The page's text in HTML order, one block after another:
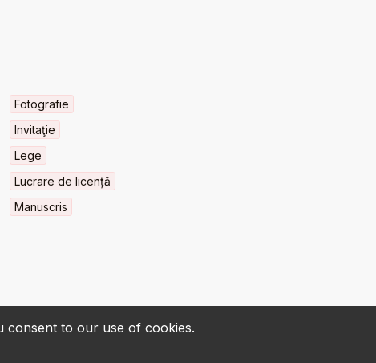
consent to our use of cookies.
Fotografie
Invitaţie
Lege
Lucrare de licență
Manuscris